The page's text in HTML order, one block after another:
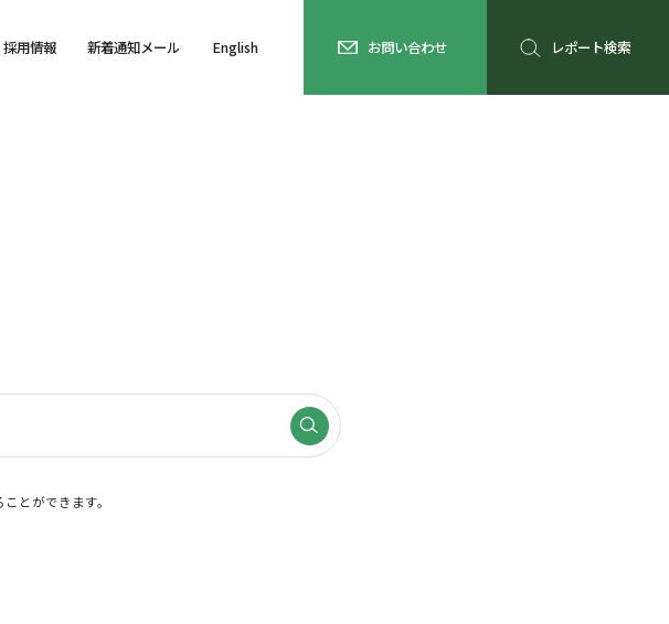
採用情報 新着通知メール English お問い合わせ レポート検索
とができます。